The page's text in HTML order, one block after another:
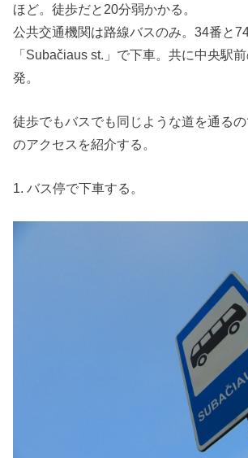
ほど。徒歩だと20分弱かかる。
公共交通機関は路線バスのみ。34番と
「Subačiaus st.」で下車。共に中央駅
発。
徒歩でもバスでも同じような道を通る
のアクセスを紹介する。
1. バス停で下車する。